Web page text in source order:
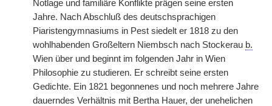
Notlage und familiäre Konflikte prägen seine ersten
Jahre. Nach Abschluß des deutschsprachigen
Piaristengymnasiums in Pest siedelt er 1818 zu den
wohlhabenden Großeltern Niembsch nach Stockerau b.
Wien über und beginnt im folgenden Jahr in Wien
Philosophie zu studieren. Er schreibt seine ersten
Gedichte. Ein 1821 begonnenes und noch mehrere Jahre
dauerndes Verhältnis mit Bertha Hauer, der unehelichen